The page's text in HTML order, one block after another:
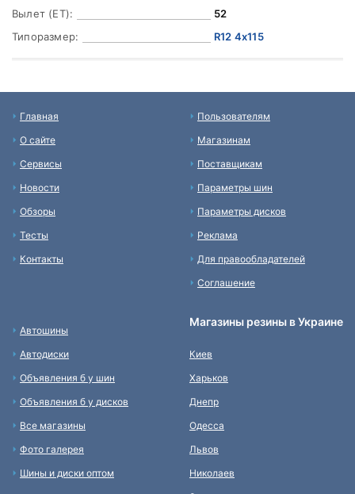
Вылет (ET):
52
Типоразмер:
R12 4x115
Главная
О сайте
Сервисы
Новости
Обзоры
Тесты
Контакты
Пользователям
Магазинам
Поставщикам
Параметры шин
Параметры дисков
Реклама
Для правообладателей
Соглашение
Автошины
Автодиски
Объявления б у шин
Объявления б у дисков
Все магазины
Фото галерея
Шины и диски оптом
Магазины резины в Украине
Киев
Харьков
Днепр
Одесса
Львов
Николаев